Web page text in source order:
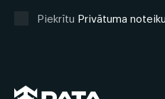
Piekrītu Privātuma